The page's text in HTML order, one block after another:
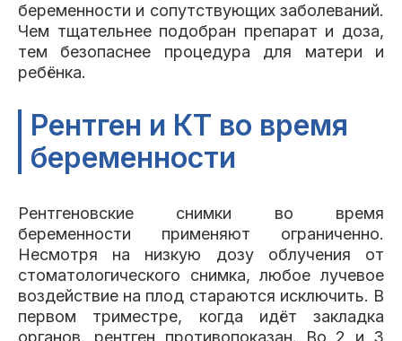
беременности и сопутствующих заболеваний.
Чем тщательнее подобран препарат и доза,
тем безопаснее процедура для матери и
ребёнка.
Рентген и КТ во время
беременности
Рентгеновские снимки во время
беременности применяют ограниченно.
Несмотря на низкую дозу облучения от
стоматологического снимка, любое лучевое
воздействие на плод стараются исключить. В
первом триместре, когда идёт закладка
органов, рентген противопоказан. Во 2 и 3